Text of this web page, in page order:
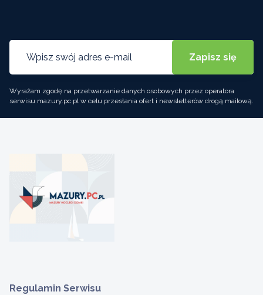
Wyrażam zgodę na przetwarzanie danych osobowych przez operatora
serwisu mazury.pc.pl w celu przesłania ofert i newsletterów drogą mailową.
Regulamin Serwisu